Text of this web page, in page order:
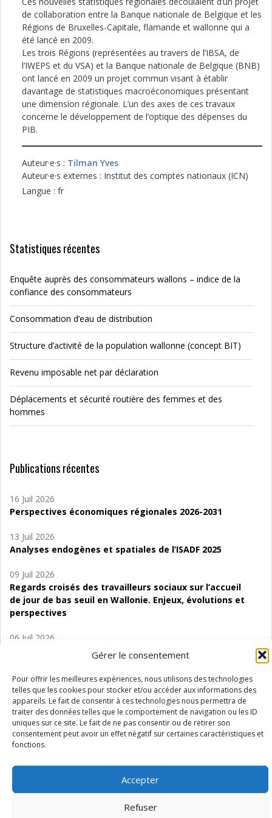
Gérer le consentement
Pour offrir les meilleures expériences, nous utilisons des technologies
telles que les cookies pour stocker et/ou accéder aux informations des
appareils. Le fait de consentir à ces technologies nous permettra de
traiter des données telles que le comportement de navigation ou les ID
uniques sur ce site. Le fait de ne pas consentir ou de retirer son
consentement peut avoir un effet négatif sur certaines caractéristiques et
fonctions.
Accepter
Refuser
de collaboration entre la Banque nationale de Belgique et les
Régions de Bruxelles-Capitale, flamande et wallonne qui a
été lancé en 2009.
Les trois Régions (représentées au travers de l’IBSA, de
l’IWEPS et du VSA) et la Banque nationale de Belgique (BNB)
ont lancé en 2009 un projet commun visant à établir
davantage de statistiques macroéconomiques présentant
une dimension régionale. L’un des axes de ces travaux
concerne le développement de l’optique des dépenses du
PIB.
Auteur·e·s : Tilman Yves
Auteur·e·s externes : Institut des comptes nationaux (ICN)
Langue : fr
Statistiques récentes
Enquête auprès des consommateurs wallons – indice de la
confiance des consommateurs
Consommation d’eau de distribution
Structure d’activité de la population wallonne (concept BIT)
Revenu imposable net par déclaration
Déplacements et sécurité routière des femmes et des
hommes
Publications récentes
16 Juil 2026
Perspectives économiques régionales 2026-2031
13 Juil 2026
Analyses endogènes et spatiales de l’ISADF 2025
09 Juil 2026
Regards croisés des travailleurs sociaux sur l’accueil
de jour de bas seuil en Wallonie. Enjeux, évolutions et
perspectives
06 Juil 2026
Étude d’évaluabilité des Structures
01 Juil 2026
Pénurie du personnel infirmier :quels indicateurs
d’offre de soins pour comprendre la situation en
Wallonie ?
Mentions légales Vie privée Médiateur Accessibilité